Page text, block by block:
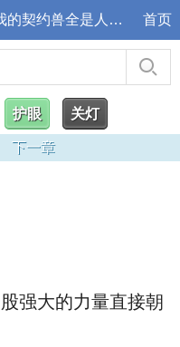
第19章 最后的救赎_全民：我的契约兽全是人族天骄 首页
护眼 关灯
下一章
强大的力量直接朝